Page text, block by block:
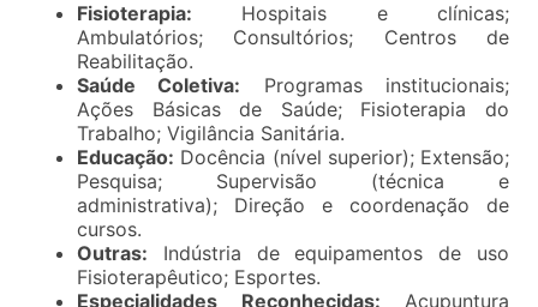
Fisioterapia: Hospitais e clínicas;
Ambulatórios; Consultórios; Centros de
Reabilitação.
Saúde Coletiva: Programas institucionais;
Ações Básicas de Saúde; Fisioterapia do
Trabalho; Vigilância Sanitária.
Educação: Docência (nível superior); Extensão;
Pesquisa; Supervisão (técnica e
administrativa); Direção e coordenação de
cursos.
Outras: Indústria de equipamentos de uso
Fisioterapêutico; Esportes.
Especialidades Reconhecidas: Acupuntura